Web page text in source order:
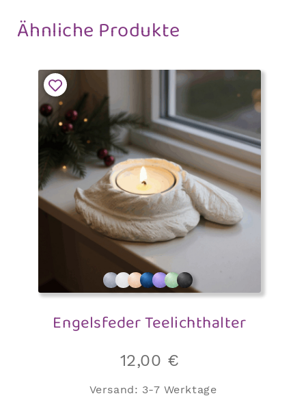
Ähnliche Produkte
Engelsfeder Teelichthalter
12,00 €
Versand: 3-7 Werktage